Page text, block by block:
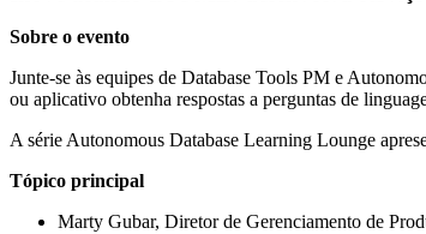
Sobre o evento
Junte-se às equipes de Database Tools PM e
ou aplicativo obtenha respostas a perguntas de
A série Autonomous Database Learning Lounge
Tópico principal
Marty Gubar, Diretor de Gerenciamento de